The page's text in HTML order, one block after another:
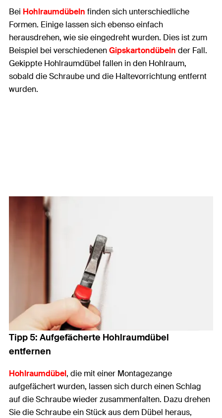
Bei Hohlraumdübeln finden sich unterschiedliche
Formen. Einige lassen sich ebenso einfach
herausdrehen, wie sie eingedreht wurden. Dies ist zum
Beispiel bei verschiedenenGipskartondübeln der Fall.
Gekippte Hohlraumdübel fallen in den Hohlraum,
sobald die Schraube und die Haltevorrichtung entfernt
wurden.
Tipp 5: Aufgefächerte Hohlraumdübel
entfernen
Hohlraumdübel, die mit einer Montagezange
aufgefächert wurden, lassen sich durch einen Schlag
auf die Schraube wieder zusammenfalten. Dazu drehen
Sie die Schraube ein Stück aus dem Dübel heraus,